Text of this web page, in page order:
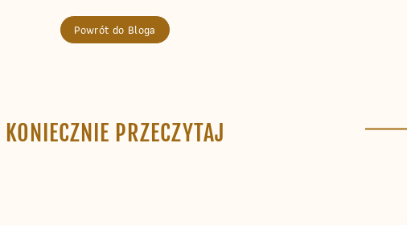
Powrót do Bloga
KONIECZNIE PRZECZYTAJ